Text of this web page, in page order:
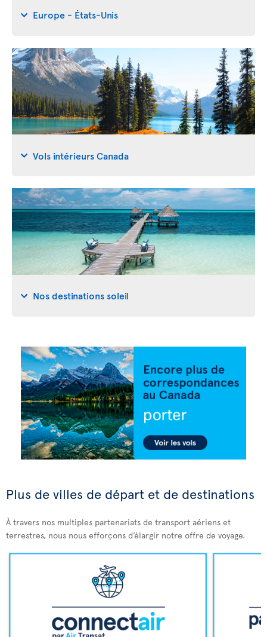
Europe - États-Unis
Vols intérieurs Canada
Nos destinations soleil
Plus de villes de départ et de destinations
À travers nos multiples partenariats de transport aériens et
terrestres, nous nous efforçons d’élargir notre offre de voyage.